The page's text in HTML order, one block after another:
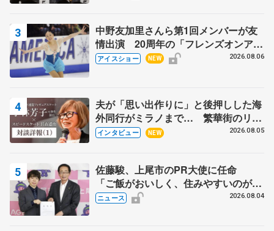
中野友加里さんら第1回メンバーが友
情出演 20周年の「フレンズオンアイ
ス」 宮本賢二さん、有川梨絵さん、
アイスショー NEW 2026.08.06
夫が「思い出作りに」と後押しした海
外同行がミラノまで… 繁華街のリン
クでは不良のお兄さんも味方に 小林
インタビュー NEW 2026.08.05
佐藤駿、上尾市のPR大使に任命
「ご飯がおいしく、住みやすいのが魅
力」
ニュース 2026.08.04